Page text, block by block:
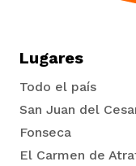
Lugares
Todo el país
San Juan del
Fonseca
El Carmen de